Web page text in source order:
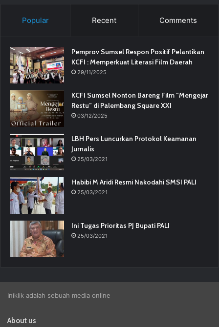
Popular Recent Comments
Pemprov Sumsel Respon Positif Pelantikan
KCFI : Memperkuat Literasi Film Daerah
29/11/2025
KCFI Sumsel Nonton Bareng Film “Mengejar
Restu” di Palembang Square XXI
03/12/2025
LBH Pers Luncurkan Protokol Keamanan
Jurnalis
25/03/2021
Habibi M Aridi Resmi Nakodahi SMSI PALI
25/03/2021
Ini Tugas Prioritas PJ Bupati PALI
25/03/2021
Iniklik adalah sebuah media online
About us